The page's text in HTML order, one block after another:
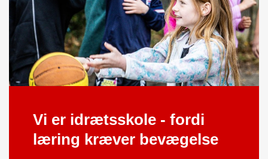
Vi er idrætsskole - fordi
læring kræver bevægelse